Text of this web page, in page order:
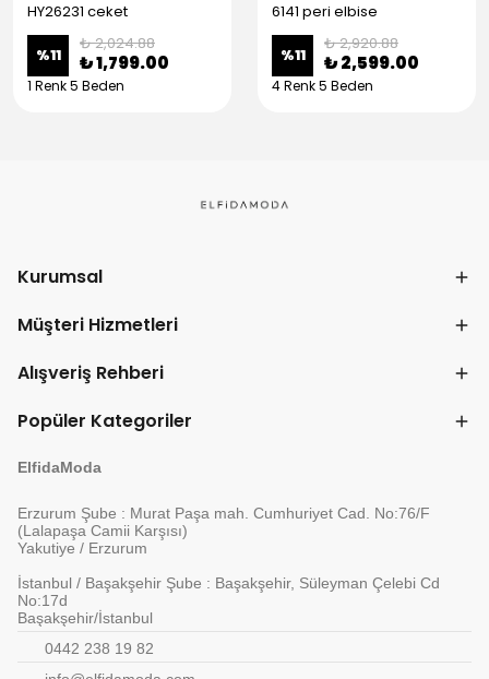
HY26231 ceket
%11
₺ 2,024.88
₺ 1,799.00
1 Renk 5 Beden
6141 peri elbise
%11
₺ 2,920.88
₺ 2,599.00
4 Renk 5 Beden
Kurumsal
Müşteri Hizmetleri
Alışveriş Rehberi
Popüler Kategoriler
ElfidaModa
Erzurum Şube : Murat Paşa mah. Cumhuriyet Cad. No:76/F
(Lalapaşa Camii Karşısı)
Yakutiye / Erzurum
İstanbul / Başakşehir Şube : Başakşehir, Süleyman Çelebi Cd
No:17d
Başakşehir/İstanbul
0442 238 19 82